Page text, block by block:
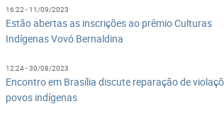
16:22 - 11/09/2023
Estão abertas as inscrições ao prêmio Culturas
Indígenas Vovó Bernaldina
12:24 - 30/08/2023
Encontro em Brasília discute reparação de
povos indígenas